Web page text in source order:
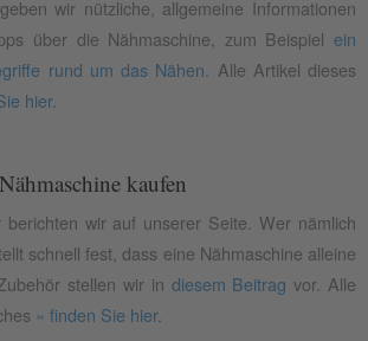
wir nützliche, allgemeine Informationen
über die Nähmaschine, zum Beispiel ein
rund um das Nähen . Alle Artikel dieses
hier.
kaufen
wir auf unserer Seite. Wer nämlich
schnell fest, dass eine Nähmaschine alleine
stellen wir in diesem Beitrag vor. Alle
» finden Sie hier.